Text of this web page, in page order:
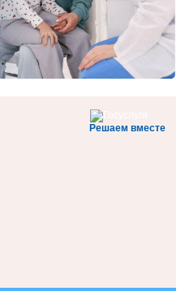
Решаем вместе